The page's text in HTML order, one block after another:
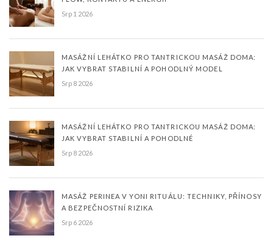
Srp 1 2026
MASÁŽNÍ LEHÁTKO PRO TANTRICKOU MASÁŽ DOMA:
JAK VYBRAT STABILNÍ A POHODLNÝ MODEL
Srp 8 2026
MASÁŽNÍ LEHÁTKO PRO TANTRICKOU MASÁŽ DOMA:
JAK VYBRAT STABILNÍ A POHODLNÉ
Srp 8 2026
MASÁŽ PERINEA V YONI RITUÁLU: TECHNIKY, PŘÍNOSY
A BEZPEČNOSTNÍ RIZIKA
Srp 6 2026